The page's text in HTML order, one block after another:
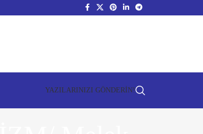
YAZILARINIZI GÖNDERİN!